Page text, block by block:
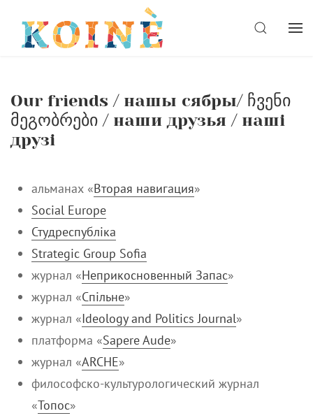
content
SEARCH
Our friends / нашы сябры/ ჩვენი
მეგობრები / наши друзья / наші
друзі
альманах «Вторая навигация»
Social Europe
Студреспубліка
Strategic Group Sofia
журнал «Неприкосновенный Запас»
журнал «Спільне»
журнал «Ideology and Politics Journal»
платформа «Sapere Aude»
журнал «ARCHE»
философско-культурологический журнал
«Toпoс»